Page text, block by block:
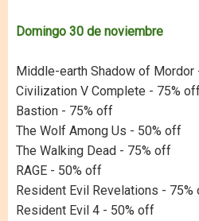
Domingo 30 de noviembre
Middle-earth Shadow of Mordor
Civilization V Complete - 75%
Bastion - 75% off
The Wolf Among Us - 50% off
The Walking Dead - 75% off
RAGE - 50% off
Resident Evil Revelations - 75%
Resident Evil 4 - 50% off